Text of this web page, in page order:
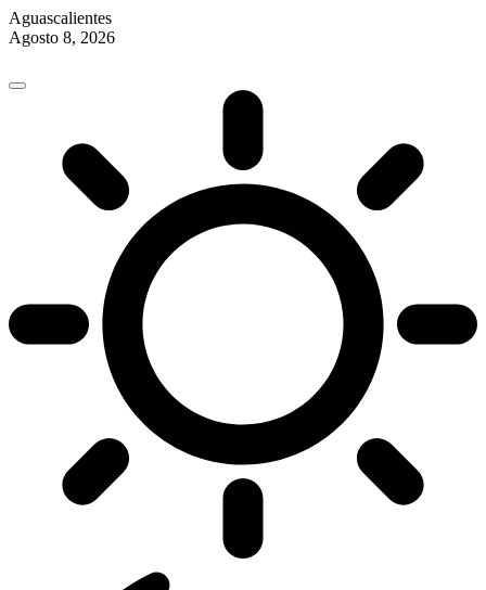
Aguascalientes
Agosto 8, 2026
content